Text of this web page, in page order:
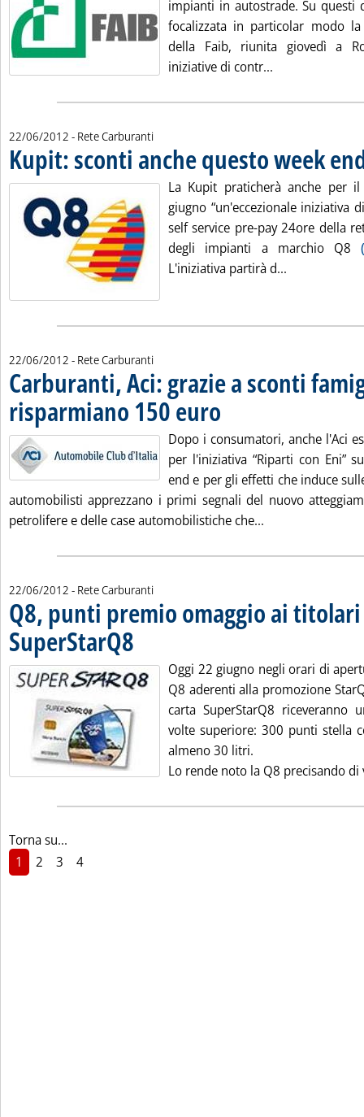
impianti in autostrade. Su questi
focalizzata in particolar modo la
della Faib, riunita giovedì a
iniziative di contr...
22/06/2012 - Rete Carburanti
Kupit: sconti anche questo week
La Kupit praticherà anche per
giugno “un'eccezionale iniziativa
self service pre-pay 24ore della
degli impianti a marchio Q8
L'iniziativa partirà d...
22/06/2012 - Rete Carburanti
Carburanti, Aci: grazie a sconti
risparmiano 150 euro . Pubblicata venerdì 22 giugno
Dopo i consumatori, anche l'Aci
per l'iniziativa “Riparti con Eni”
end e per gli effetti che induce
automobilisti apprezzano i primi segnali del nuovo
petrolifere e delle case automobilistiche che...
22/06/2012 - Rete Carburanti
Q8, punti premio omaggio ai
SuperStarQ8 . Pubblicata venerdì 22 giugno 2012 alle 9.3.
Oggi 22 giugno negli orari di
Q8 aderenti alla promozione
carta SuperStarQ8
volte superiore: 300 punti stella
almeno 30 litri.
Lo rende noto la Q8 precisando di
Torna su...
1
2 3 4